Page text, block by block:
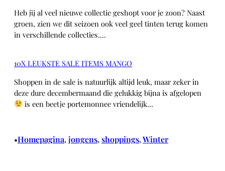
Heb jij al veel nieuwe collectie geshopt voor je zoon? Naast
groen, zien we dit seizoen ook veel geel tinten terug komen
in verschillende collecties.…
10X LEUKSTE SALE ITEMS MANGO
Shoppen in de sale is natuurlijk altijd leuk, maar zeker in
deze dure decembermaand die gelukkig bijna is afgelopen
is een beetje portemonnee vriendelijk…
•Homepagina, jongens, shoppings, Winter